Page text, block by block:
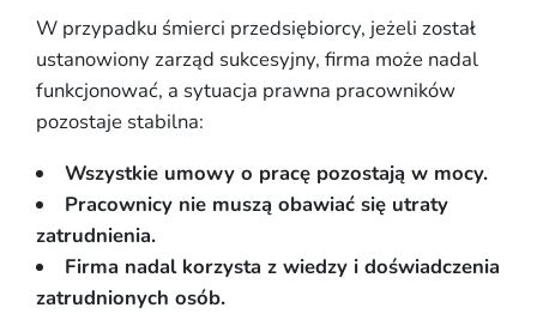
W przypadku śmierci przedsiębiorcy, jeżeli został
ustanowiony zarząd sukcesyjny, firma może nadal
funkcjonować, a sytuacja prawna pracowników
pozostaje stabilna:
Wszystkie umowy o pracę pozostają w mocy.
Pracownicy nie muszą obawiać się utraty
zatrudnienia.
Firma nadal korzysta z wiedzy i doświadczenia
zatrudnionych osób.